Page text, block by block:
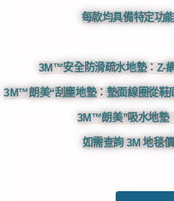
每款均具備特定功
​3M™安全防滑疏水地墊：Z-
3M™朗美“刮塵地墊：墊面線圈從鞋
​3M™朗美”吸水地墊
如需查詢 3M 地毯